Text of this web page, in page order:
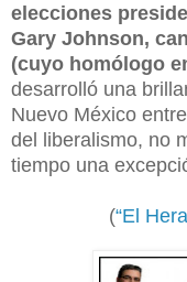
elecciones
Gary Johnson,
(cuyo homólogo
desarrolló una
Nuevo México
del liberalismo, no
tiempo una
(“El